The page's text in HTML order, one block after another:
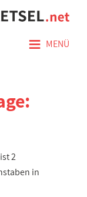
≡ MENÜ
2
in